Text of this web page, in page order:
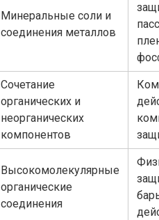
Минеральные соли и
соединения металлов
Сочетание
органических и
неорганических
компонентов
Высокомолекулярные
органические
соединения